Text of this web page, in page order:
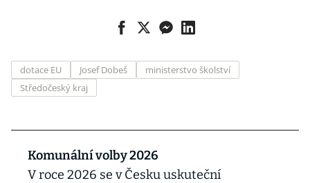
dotace EU Josef Dobeš
ministerstvo školství
Středočeský kraj
Komunální volby 2026
V roce 2026 se v Česku uskuteční